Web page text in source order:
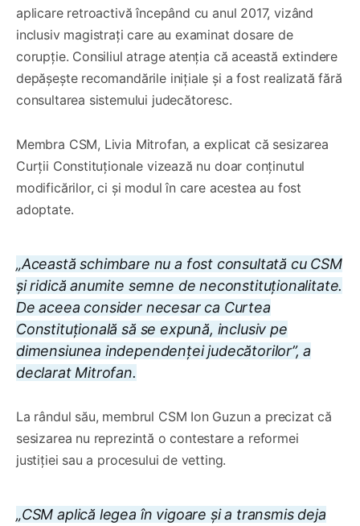
aplicare retroactivă începând cu anul 2017, vizând
inclusiv magistrați care au examinat dosare de
corupție. Consiliul atrage atenția că această extindere
depășește recomandările inițiale și a fost realizată fără
consultarea sistemului judecătoresc.
Membra CSM, Livia Mitrofan, a explicat că sesizarea
Curții Constituționale vizează nu doar conținutul
modificărilor, ci și modul în care acestea au fost
adoptate.
„Această schimbare nu a fost consultată cu CSM
și ridică anumite semne de neconstituționalitate.
De aceea consider necesar ca Curtea
Constituțională să se expună, inclusiv pe
dimensiunea independenței judecătorilor”, a
declarat Mitrofan.
La rândul său, membrul CSM Ion Guzun a precizat că
sesizarea nu reprezintă o contestare a reformei
justiției sau a procesului de vetting.
„CSM aplică legea în vigoare și a transmis deja